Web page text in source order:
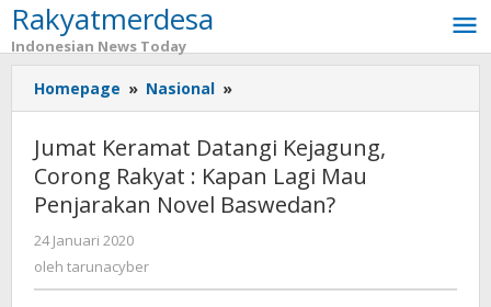
Lewati
ke
konten
Rakyatmerdesa
Indonesian News Today
Homepage » Nasional »
Keramat
Kejagung,
Corong
Rakyat
Mau
Jumat Keramat Datangi Kejagung,
Corong Rakyat : Kapan Lagi Mau
Penjarakan Novel Baswedan?
24 Januari 2020
tarunacyber
oleh tarunacyber